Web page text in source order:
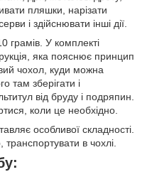
пляшки, нарізати
і здійснювати інші дії.
грамів. У комплекті
яка пояснює принцип
чохол, куди можна
там зберігати і
від бруду і подряпин.
коли це необхідно.
особливої складності.
транспортувати в чохлі.